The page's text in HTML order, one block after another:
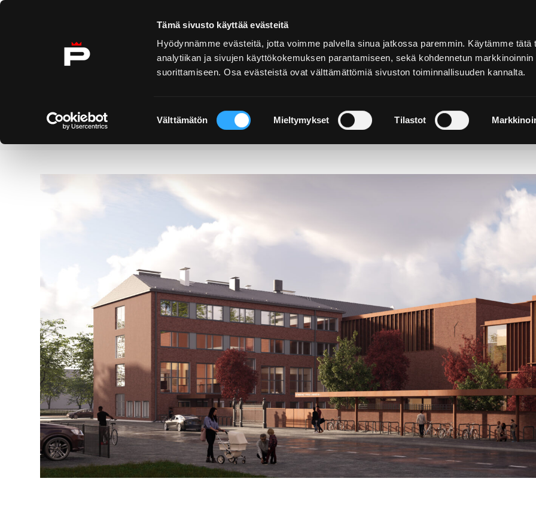
Tämä sivusto käyttää evästeitä
Hyödynnämme evästeitä, jotta voimme palvella sinua jatkossa paremmin. Käytämme tätä
analytiikan ja sivujen käyttökokemuksen parantamiseen, sekä kohdennetun markkinoinnin
suorittamiseen. Osa evästeistä ovat välttämättömiä sivuston toiminnallisuuden kannalta.
valinta
Välttämätön Mieltymykset Tilastot
Ohita sisältö
Etusivu